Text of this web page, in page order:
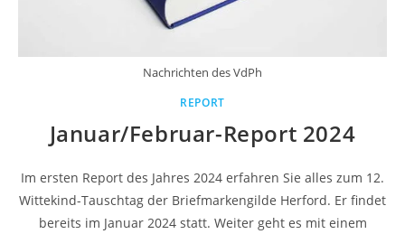
Nachrichten des VdPh
REPORT
Januar/Februar-Report 2024
Im ersten Report des Jahres 2024 erfahren Sie alles zum 12.
Wittekind-Tauschtag der Briefmarkengilde Herford. Er findet
bereits im Januar 2024 statt. Weiter geht es mit einem